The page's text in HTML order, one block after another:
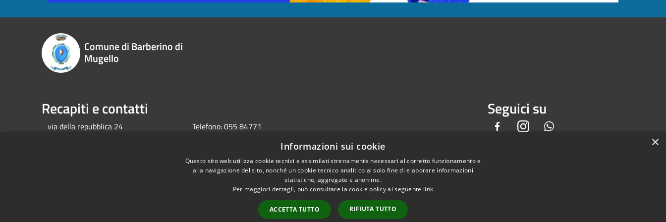
Comune di Barberino di
Mugello
Recapiti e contatti
via della repubblica 24
Telefono:055 84771
Pec:barberino-di-
mugello@postacert.toscana.it
Seguici su
FacebookInstagram
Copyright © 2026 • Comune di Barberino di Mugello • Powered by
×
Informazioni sui cookie
Questo sito web utilizza cookie tecnici e assimilati strettamente necessari al corretto funzionamento e
alla navigazione del sito, nonché un cookie tecnico analitico al solo fine di elaborare informazioni
statistiche, aggregate e anonime.
Per maggiori dettagli, può consultare la cookie policy al seguente link
ACCETTA TUTTO RIFIUTA TUTTO